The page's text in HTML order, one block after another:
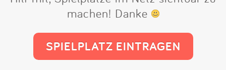
machen! Danke
SPIELPLATZ EINTRAGEN